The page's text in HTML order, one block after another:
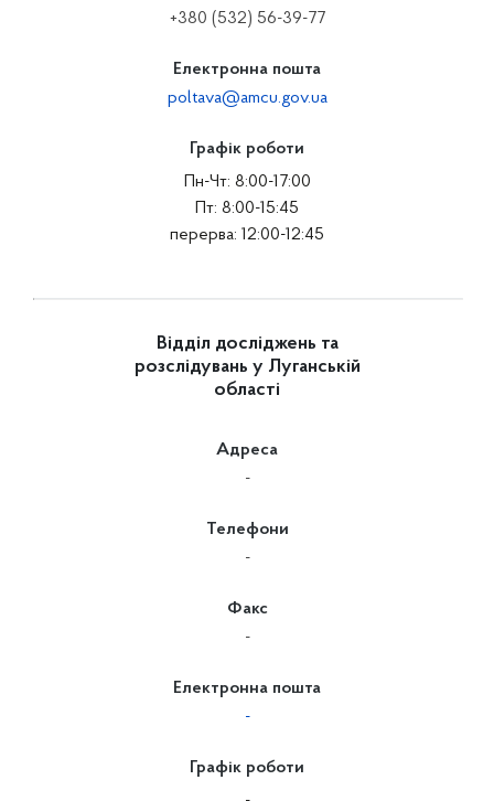
+380 (532) 56-39-77
Електронна пошта
poltava@amcu.gov.ua
Графік роботи
Пн-Чт: 8:00-17:00
Пт: 8:00-15:45
перерва: 12:00-12:45
Відділ досліджень та
розслідувань у Луганській
області
Адреса
-
Телефони
-
Факс
-
Електронна пошта
-
Графік роботи
-